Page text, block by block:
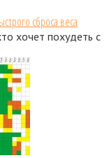
сброса веса
хочет похудеть с